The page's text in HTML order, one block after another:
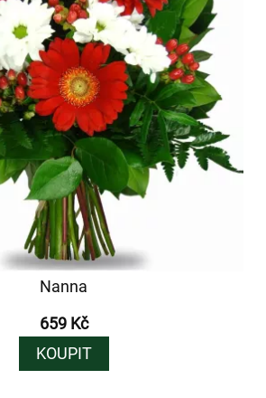
Nanna
659 Kč
KOUPIT